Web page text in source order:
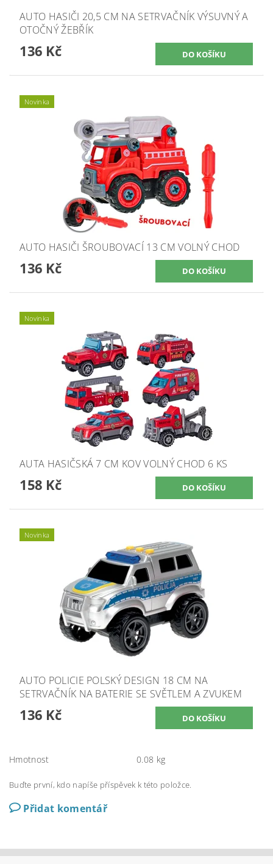
AUTO HASIČI 20,5 CM NA SETRVAČNÍK VÝSUVNÝ A
OTOČNÝ ŽEBŘÍK
136 Kč
Novinka
AUTO HASIČI ŠROUBOVACÍ 13 CM VOLNÝ CHOD
136 Kč
Novinka
AUTA HASIČSKÁ 7 CM KOV VOLNÝ CHOD 6 KS
158 Kč
Novinka
AUTO POLICIE POLSKÝ DESIGN 18 CM NA
SETRVAČNÍK NA BATERIE SE SVĚTLEM A ZVUKEM
136 Kč
Hmotnost 0.08 kg
Buďte první, kdo napíše příspěvek k této položce.
Přidat komentář